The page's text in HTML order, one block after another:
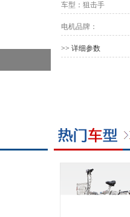
车型： 狙击手
电机品牌：
>> 详细参数